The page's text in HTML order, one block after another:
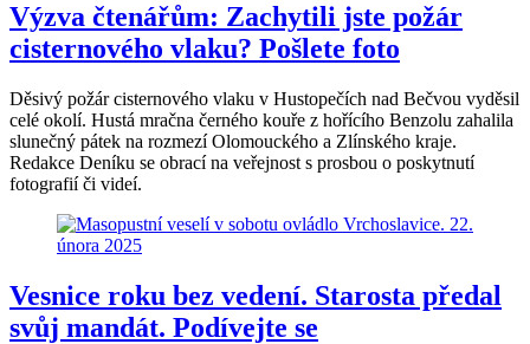
Výzva čtenářům: Zachytili jste požár
cisternového vlaku? Pošlete foto
Děsivý požár cisternového vlaku v Hustopečích nad Bečvou vyděsil
celé okolí. Hustá mračna černého kouře z hořícího Benzolu zahalila
slunečný pátek na rozmezí Olomouckého a Zlínského kraje.
Redakce Deníku se obrací na veřejnost s prosbou o poskytnutí
fotografií či videí.
Vesnice roku bez vedení. Starosta předal
svůj mandát. Podívejte se